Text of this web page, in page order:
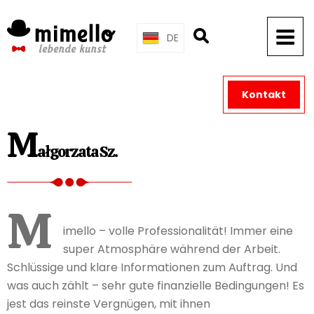
to
content
DE
Małgorzata Sz.
M
imello – volle Professionalität! Immer eine
super Atmosphäre während der Arbeit.
Schlüssige und klare Informationen zum Auftrag. Und
was auch zählt – sehr gute finanzielle Bedingungen! Es
jest das reinste Vergnügen, mit ihnen
Kontakt